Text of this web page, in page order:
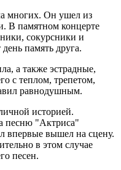
многих. Он ушел из
В памятном концерте
сокурсники и
память друга.
а также эстрадные,
с теплом, трепетом,
равнодушным.
историей.
песню "Актриса"
впервые вышел на сцену.
в этом случае
песен.